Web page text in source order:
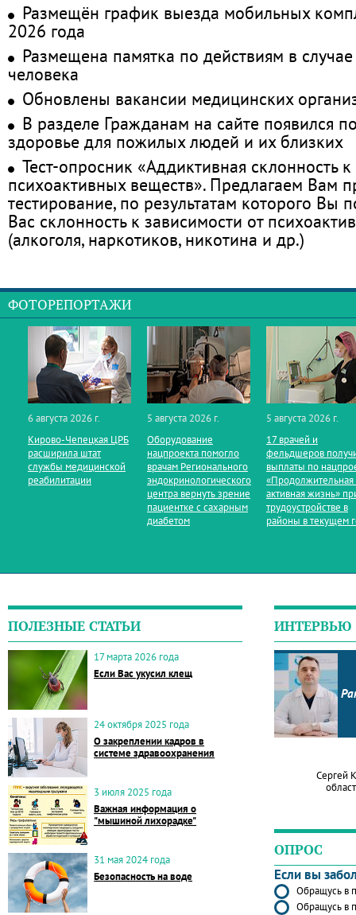
Размещён график выезда мобильных
2026 года
Размещена памятка по действиям в
человека
Обновлены вакансии медицинских
В разделе Гражданам на сайте появился
здоровье для пожилых людей и их близких
Тест-опросник «Аддиктивная склонность
психоактивных веществ». Предлагаем Вам
тестирование, по результатам которого Вы
Вас склонность к зависимости от
(алкоголя, наркотиков, никотина и др.)
ФОТОРЕПОРТАЖИ
6 августа 2026 г.
Кирово‑Чепецкая ЦРБ
расширила штат
службы медицинской
реабилитации
5 августа 2026 г.
Оборудование
нацпроекта помогло
врачам Регионального
эндокринологического
центра вернуть зрение
пациентке с сахарным
диабетом
5 августа 2026 г.
17 врачей и
фельдшеров
выплаты по
«Продолжительная
активная жизнь»
трудоустройстве в
районы в текущем
ПОЛЕЗНЫЕ СТАТЬИ
17 марта 2026 года
Если Вас укусил клещ
24 октября 2025 года
О закреплении кадров в
системе здравоохранения
3 июля 2025 года
Важная информация о
"мышиной лихорадке"
31 мая 2024 года
Безопасность на воде
ИНТЕРВЬЮ
Сергей
ОПРОС
Если вы
Обращусь в
Обращусь в